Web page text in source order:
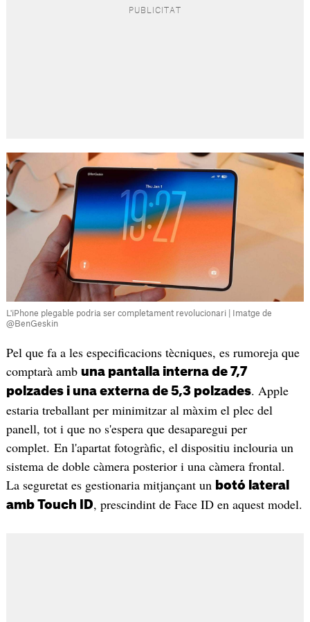
L'iPhone plegable podria ser completament revolucionari | Imatge de
@BenGeskin
Pel que fa a les especificacions tècniques, es rumoreja que
comptarà amb una pantalla interna de 7,7
polzades i una externa de 5,3 polzades. Apple
estaria treballant per minimitzar al màxim el plec del
panell, tot i que no s'espera que desaparegui per
complet. En l'apartat fotogràfic, el dispositiu inclouria un
sistema de doble càmera posterior i una càmera frontal.
La seguretat es gestionaria mitjançant un botó lateral
amb Touch ID, prescindint de Face ID en aquest model.